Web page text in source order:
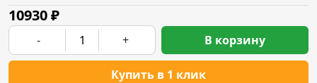
10930₽
- +
Купить в 1 клик
В корзину